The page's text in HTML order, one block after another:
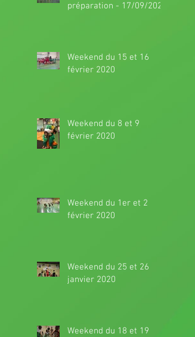
préparation - 17/09/2020
Weekend du 15 et 16
février 2020
Weekend du 8 et 9
février 2020
Weekend du 1er et 2
février 2020
Weekend du 25 et 26
janvier 2020
Weekend du 18 et 19